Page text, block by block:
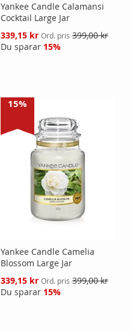
Yankee Candle Calamansi
Cocktail Large Jar
Reducerat
pris
339,15 kr Ord. pris 399,00 kr
Du sparar 15%
15%
Yankee Candle Camelia
Blossom Large Jar
Reducerat
pris
339,15 kr Ord. pris 399,00 kr
Du sparar 15%